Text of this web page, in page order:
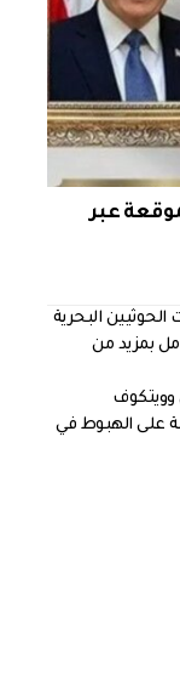
عبر
الحوثيين البحرية
بمزيد من
وويتكوف
على الهبوط في